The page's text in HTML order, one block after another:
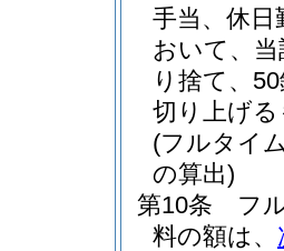
手当、休日
おいて、
り捨て、
切り上げ
(フルタイ
の算出)
第10条
フ
料の額は、